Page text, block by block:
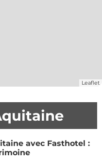
Leaflet
avec Fasthotel :